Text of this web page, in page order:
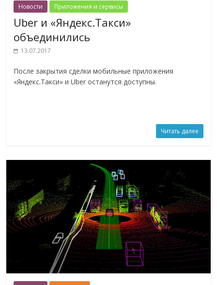
Новости Приложения и сервисы
Uber и «Яндекс.Такси»
объединились
13.07.2017
После закрытия сделки мобильные приложения
«Яндекс.Такси» и Uber останутся доступны.
Читать далее